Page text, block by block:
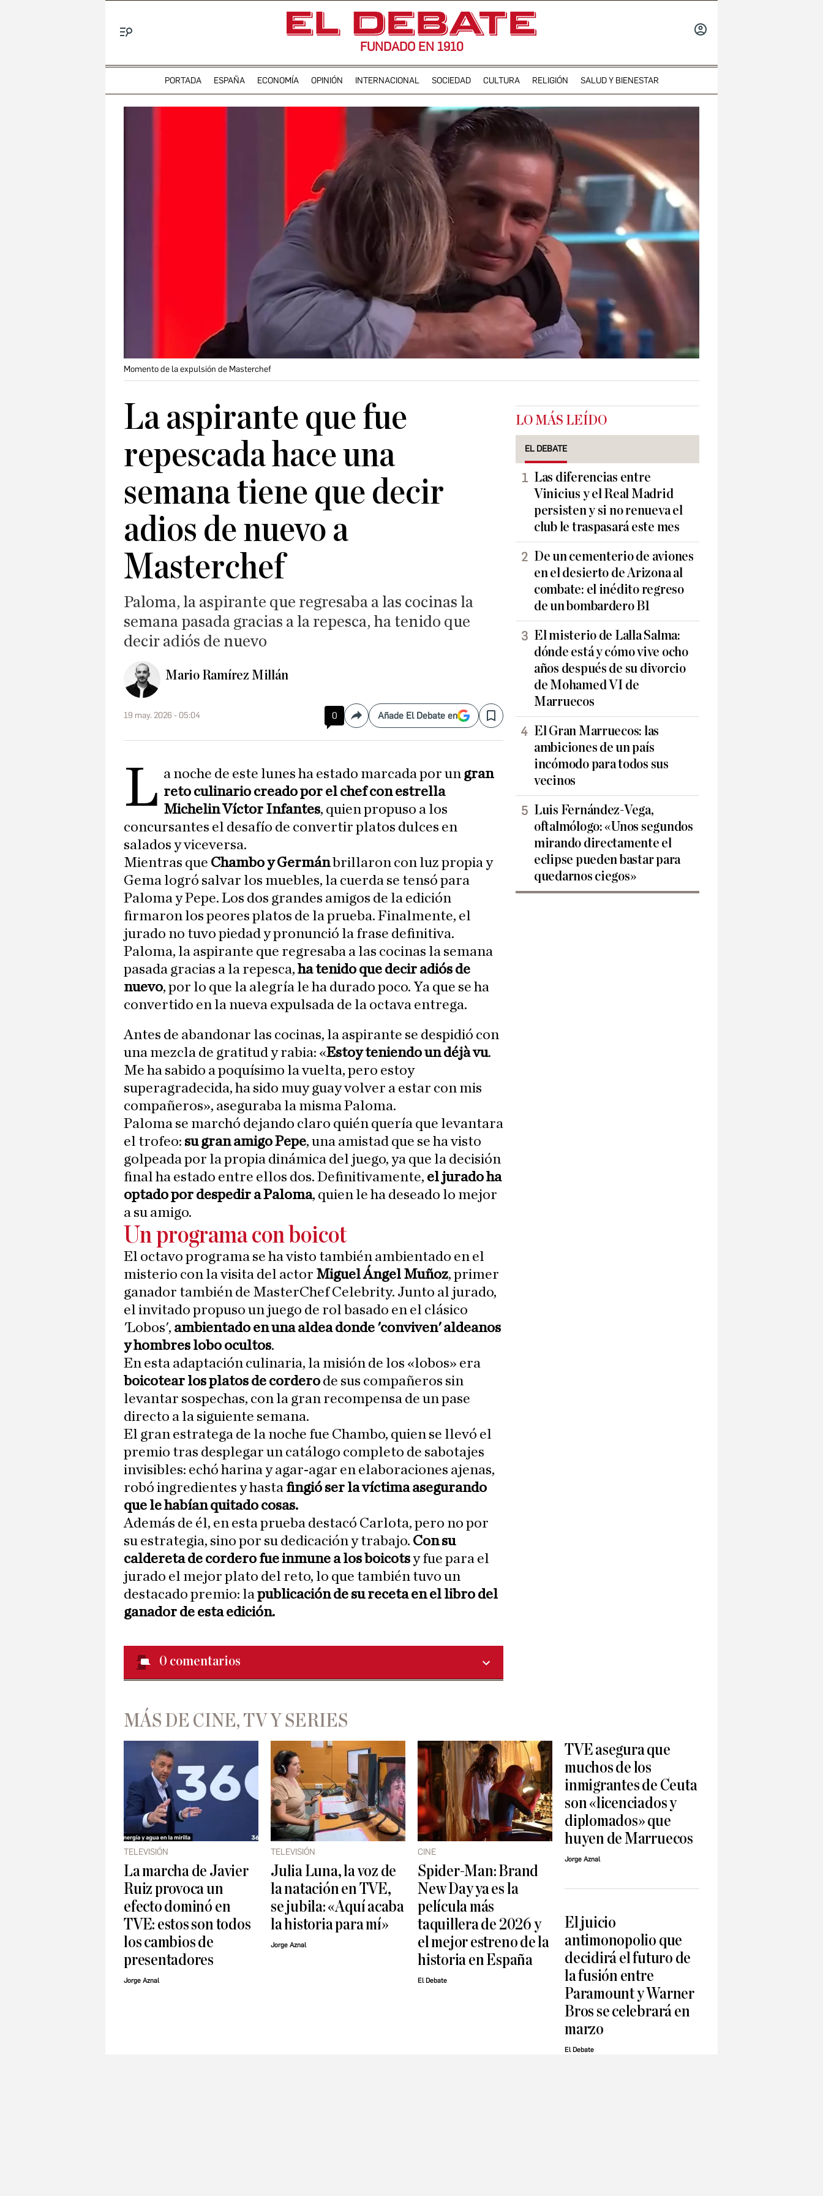
FUNDADO EN 1910
PORTADA ESPAÑA ECONOMÍA OPINIÓN INTERNACIONAL SOCIEDAD CULTURA RELIGIÓN SALUD Y BIENESTAR
Momento de la expulsión de Masterchef
La aspirante que fue
repescada hace una
semana tiene que decir
adios de nuevo a
Masterchef
Paloma, la aspirante que regresaba a las cocinas la
semana pasada gracias a la repesca, ha tenido que
decir adiós de nuevo
Mario Ramírez Millán
19 may. 2026 - 05:04 0 CompartirAñade El Debate en Save
L a noche de este lunes ha estado marcada por un gran
reto culinario creado por el chef con estrella
Michelin Víctor Infantes, quien propuso a los
concursantes el desafío de convertir platos dulces en
salados y viceversa.
Mientras que Chambo y Germánbrillaron con luz propia y
Gema logró salvar los muebles, la cuerda se tensó para
Paloma y Pepe. Los dos grandes amigos de la edición
firmaron los peores platos de la prueba. Finalmente, el
jurado no tuvo piedad y pronunció la frase definitiva.
Paloma, la aspirante que regresaba a las cocinas la semana
pasada gracias a la repesca, ha tenido que decir adiós de
nuevo, por lo que la alegría le ha durado poco. Ya que se ha
convertido en la nueva expulsada de la octava entrega.
Antes de abandonar las cocinas, la aspirante se despidió con
una mezcla de gratitud y rabia: «Estoy teniendo un déjà vu.
Me ha sabido a poquísimo la vuelta, pero estoy
superagradecida, ha sido muy guay volver a estar con mis
compañeros», aseguraba la misma Paloma.
Paloma se marchó dejando claro quién quería que levantara
el trofeo: su gran amigo Pepe, una amistad que se ha visto
golpeada por la propia dinámica del juego, ya que la decisión
final ha estado entre ellos dos. Definitivamente, el jurado ha
optado por despedir a Paloma, quien le ha deseado lo mejor
a su amigo.
Un programa con boicot
El octavo programa se ha visto también ambientado en el
misterio con la visita del actor Miguel Ángel Muñoz, primer
ganador también de MasterChef Celebrity. Junto al jurado,
el invitado propuso un juego de rol basado en el clásico
'Lobos', ambientado en una aldea donde 'conviven' aldeanos
y hombres lobo ocultos.
En esta adaptación culinaria, la misión de los «lobos» era
boicotear los platos de cordero de sus compañeros sin
levantar sospechas, con la gran recompensa de un pase
directo a la siguiente semana.
El gran estratega de la noche fue Chambo, quien se llevó el
premio tras desplegar un catálogo completo de sabotajes
invisibles: echó harina y agar-agar en elaboraciones ajenas,
robó ingredientes y hasta fingió ser la víctima asegurando
que le habían quitado cosas.
Además de él, en esta prueba destacó Carlota, pero no por
su estrategia, sino por su dedicación y trabajo. Con su
caldereta de cordero fue inmune a los boicotsy fue para el
jurado el mejor plato del reto, lo que también tuvo un
destacado premio: lapublicación de su receta en el libro del
ganador de esta edición.
0 comentarios
LO MÁS LEÍDO
EL DEBATE
Las diferencias entre
Vinicius y el Real Madrid
persisten y si no renueva el
club le traspasará este mes
De un cementerio de aviones
en el desierto de Arizona al
combate: el inédito regreso
de un bombardero B1
El misterio de Lalla Salma:
dónde está y cómo vive ocho
años después de su divorcio
de Mohamed VI de
Marruecos
El Gran Marruecos: las
ambiciones de un país
incómodo para todos sus
vecinos
Luis Fernández-Vega,
oftalmólogo: «Unos segundos
mirando directamente el
eclipse pueden bastar para
quedarnos ciegos»
MÁS DE CINE, TV Y SERIES
TELEVISIÓN
La marcha de Javier
Ruiz provoca un
efecto dominó en
TVE: estos son todos
los cambios de
presentadores
Jorge Aznal
TELEVISIÓN
Julia Luna, la voz de
la natación en TVE,
se jubila: «Aquí acaba
la historia para mí»
Jorge Aznal
CINE
Spider-Man: Brand
New Day ya es la
película más
taquillera de 2026 y
el mejor estreno de la
historia en España
El Debate
TVE asegura que
muchos de los
inmigrantes de Ceuta
son «licenciados y
diplomados» que
huyen de Marruecos
Jorge Aznal
El juicio
antimonopolio que
decidirá el futuro de
la fusión entre
Paramount y Warner
Bros se celebrará en
marzo
El Debate